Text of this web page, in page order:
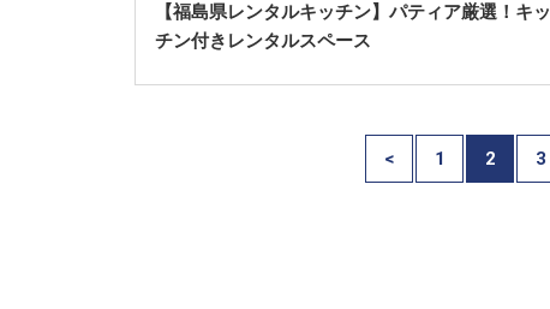
【福島県レンタルキッチン】パティア厳選！キッ
チン付きレンタルスペース
< 1 2 3